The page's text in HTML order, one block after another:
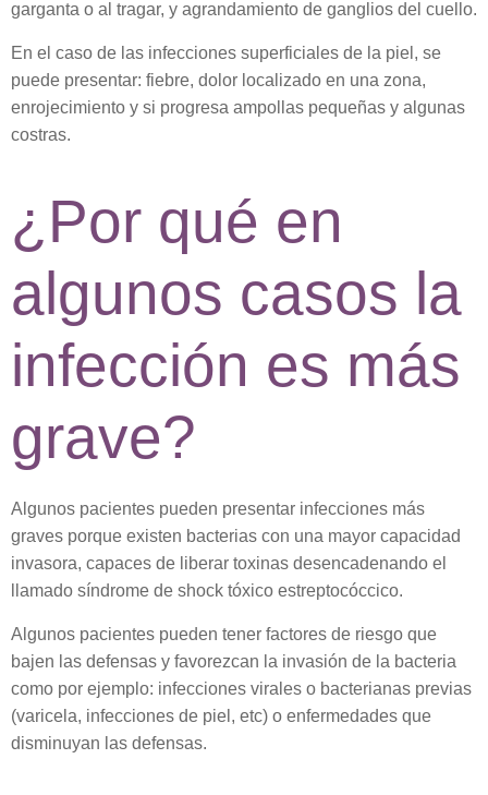
garganta o al tragar, y agrandamiento de ganglios del cuello.
En el caso de las infecciones superficiales de la piel, se
puede presentar: fiebre, dolor localizado en una zona,
enrojecimiento y si progresa ampollas pequeñas y algunas
costras.
¿Por qué en
algunos casos la
infección es más
grave?
Algunos pacientes pueden presentar infecciones más
graves porque existen bacterias con una mayor capacidad
invasora, capaces de liberar toxinas desencadenando el
llamado síndrome de shock tóxico estreptocóccico.
Algunos pacientes pueden tener factores de riesgo que
bajen las defensas y favorezcan la invasión de la bacteria
como por ejemplo: infecciones virales o bacterianas previas
(varicela, infecciones de piel, etc) o enfermedades que
disminuyan las defensas.